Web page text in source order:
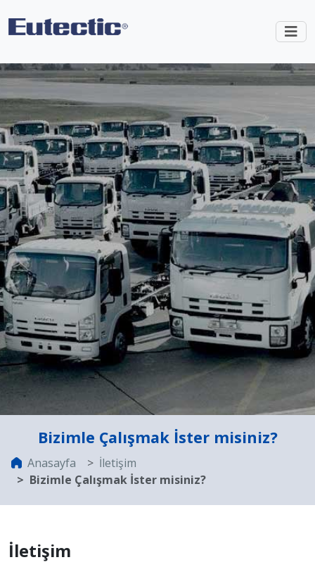
Bizimle Çalışmak İster misiniz?
Anasayfa
İletişim
Bizimle Çalışmak İster misiniz?
İletişim